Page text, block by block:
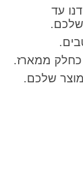
עד
ממארז.
שלכם.